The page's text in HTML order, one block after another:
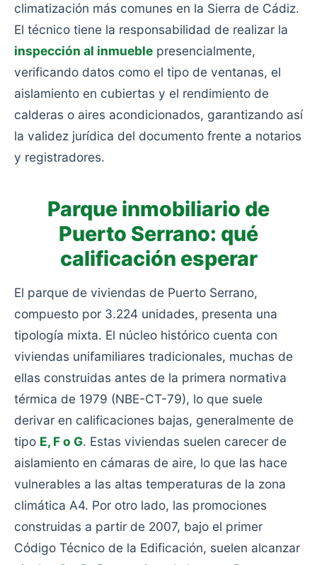
climatización más comunes en la Sierra de Cádiz.
El técnico tiene la responsabilidad de realizar la
inspección al inmueble presencialmente,
verificando datos como el tipo de ventanas, el
aislamiento en cubiertas y el rendimiento de
calderas o aires acondicionados, garantizando así
la validez jurídica del documento frente a notarios
y registradores.
Parque inmobiliario de
Puerto Serrano: qué
calificación esperar
El parque de viviendas de Puerto Serrano,
compuesto por 3.224 unidades, presenta una
tipología mixta. El núcleo histórico cuenta con
viviendas unifamiliares tradicionales, muchas de
ellas construidas antes de la primera normativa
térmica de 1979 (NBE-CT-79), lo que suele
derivar en calificaciones bajas, generalmente de
tipo E, F o G. Estas viviendas suelen carecer de
aislamiento en cámaras de aire, lo que las hace
vulnerables a las altas temperaturas de la zona
climática A4. Por otro lado, las promociones
construidas a partir de 2007, bajo el primer
Código Técnico de la Edificación, suelen alcanzar